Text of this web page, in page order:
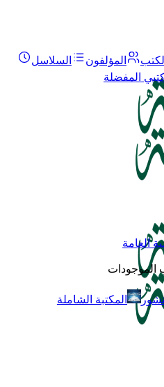
المؤلفون
السلاسل
المفضلة
الموجودات
المكتبة الشاملة